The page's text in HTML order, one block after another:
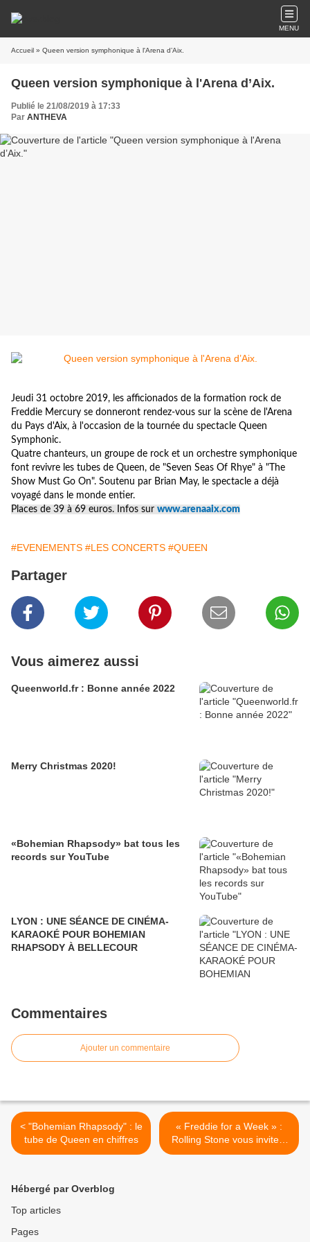
MENU
Accueil » Queen version symphonique à l'Arena d’Aix.
Queen version symphonique à l'Arena d’Aix.
Publié le 21/08/2019 à 17:33
Par ANTHEVA
Jeudi 31 octobre 2019, les afficionados de la formation rock de
Freddie Mercury se donneront rendez-vous sur la scène de l'Arena
du Pays d'Aix, à l'occasion de la tournée du spectacle Queen
Symphonic.
Quatre chanteurs, un groupe de rock et un orchestre symphonique
font revivre les tubes de Queen, de "Seven Seas Of Rhye" à "The
Show Must Go On". Soutenu par Brian May, le spectacle a déjà
voyagé dans le monde entier.
Places de 39 à 69 euros. Infos sur www.arenaaix.com
#EVENEMENTS #LES CONCERTS #QUEEN
Partager
Vous aimerez aussi
Queenworld.fr : Bonne année 2022
Merry Christmas 2020!
«Bohemian Rhapsody» bat tous les
records sur YouTube
LYON : UNE SÉANCE DE CINÉMA-
KARAOKÉ POUR BOHEMIAN
RHAPSODY À BELLECOUR
Commentaires
Ajouter un commentaire
< "Bohemian Rhapsody" : le
tube de Queen en chiffres
« Freddie for a Week » :
Rolling Stone vous invite à
une soirée VIP au Hard
Hébergé par Overblog
Top articles
Pages